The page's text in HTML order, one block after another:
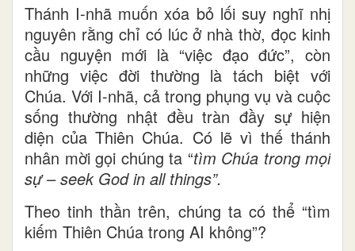
Thánh I-nhã muốn xóa bỏ lối suy nghĩ nhị
nguyên rằng chỉ có lúc ở nhà thờ, đọc kinh
cầu nguyện mới là “việc đạo đức”, còn
những việc đời thường là tách biệt với
Chúa. Với I-nhã, cả trong phụng vụ và cuộc
sống thường nhật đều tràn đầy sự hiện
diện của Thiên Chúa. Có lẽ vì thế thánh
nhân mời gọi chúng ta “tìm Chúa trong mọi
sự – seek God in all things”.
Theo tinh thần trên, chúng ta có thể “tìm
kiếm Thiên Chúa trong AI không”?